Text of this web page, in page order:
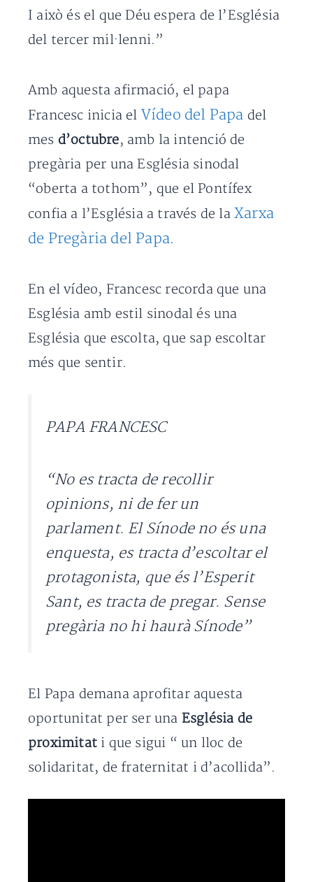
I això és el que Déu espera de l’Església
del tercer mil·lenni.”
Amb aquesta afirmació, el papa
Francesc inicia el Vídeo del Papa del
mes d’octubre, amb la intenció de
pregària per una Església sinodal
“oberta a tothom”, que el Pontífex
confia a l’Església a través de la Xarxa
de Pregària del Papa.
En el vídeo, Francesc recorda que una
Església amb estil sinodal és una
Església que escolta, que sap escoltar
més que sentir.
PAPA FRANCESC
“No es tracta de recollir
opinions, ni de fer un
parlament. El Sínode no és una
enquesta, es tracta d’escoltar el
protagonista, que és l’Esperit
Sant, es tracta de pregar. Sense
pregària no hi haurà Sínode”
El Papa demana aprofitar aquesta
oportunitat per ser una Església de
proximitat i que sigui “ un lloc de
solidaritat, de fraternitat i d’acollida”.